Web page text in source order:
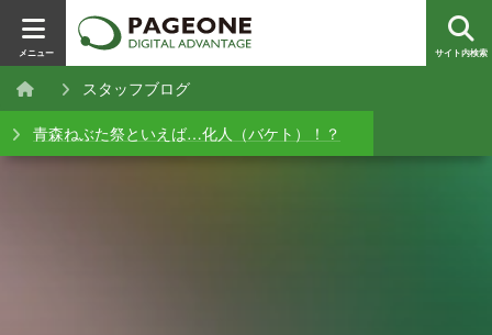
メニュー サイト内検索
スタッフブログ
青森ねぶた祭といえば…化人（バケト）！？